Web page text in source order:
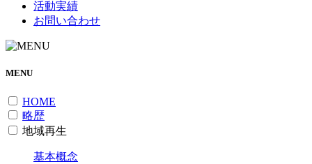
活動実績
お問い合わせ
MENU
HOME
略歴
地域再生
基本概念